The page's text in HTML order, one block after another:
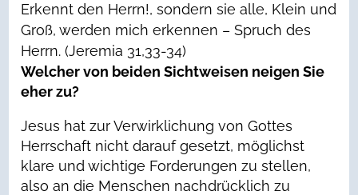
Erkennt den Herrn!, sondern sie alle, Klein und
Groß, werden mich erkennen – Spruch des
Herrn. (Jeremia 31,33-34)
Welcher von beiden Sichtweisen neigen Sie
eher zu?
Jesus hat zur Verwirklichung von Gottes
Herrschaft nicht darauf gesetzt, möglichst
klare und wichtige Forderungen zu stellen,
also an die Menschen nachdrücklich zu